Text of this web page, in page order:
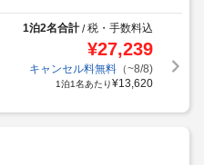
1泊2名合計/税・手数料込
¥27,239
キャンセル料無料（~8/8)
1泊1名あたり¥13,620